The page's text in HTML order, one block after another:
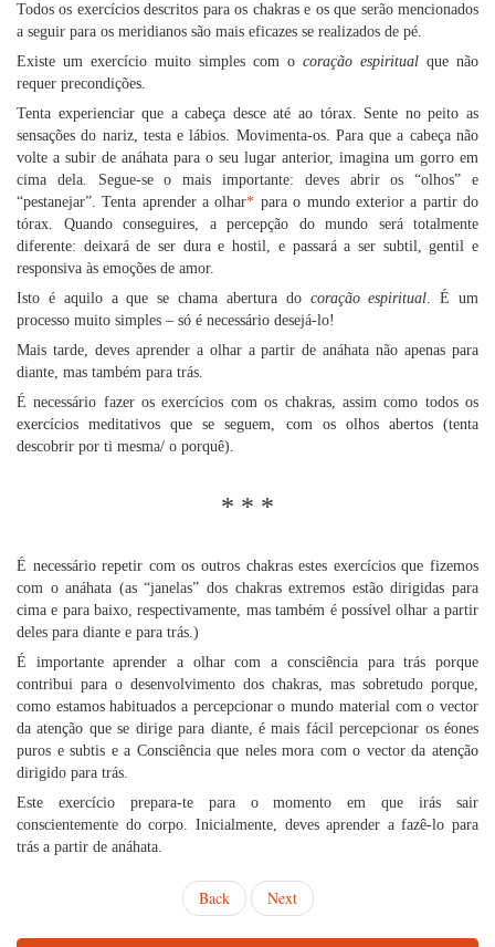
Todos os exercícios descritos para os chakras e os que serão mencionados
a seguir para os meridianos são mais eficazes se realizados de pé.
Existe um exercício muito simples com o coração espiritual que não
requer precondições.
Tenta experienciar que a cabeça desce até ao tórax. Sente no peito as
sensações do nariz, testa e lábios. Movimenta-os. Para que a cabeça não
volte a subir de anáhata para o seu lugar anterior, imagina um gorro em
cima dela. Segue-se o mais importante: deves abrir os “olhos” e
“pestanejar”. Tenta aprender a olhar* para o mundo exterior a partir do
tórax. Quando conseguires, a percepção do mundo será totalmente
diferente: deixará de ser dura e hostil, e passará a ser subtil, gentil e
responsiva às emoções de amor.
Isto é aquilo a que se chama abertura do coração espiritual. É um
processo muito simples – só é necessário desejá-lo!
Mais tarde, deves aprender a olhar a partir de anáhata não apenas para
diante, mas também para trás.
É necessário fazer os exercícios com os chakras, assim como todos os
exercícios meditativos que se seguem, com os olhos abertos (tenta
descobrir por ti mesma/ o porquê).
* * *
É necessário repetir com os outros chakras estes exercícios que fizemos
com o anáhata (as “janelas” dos chakras extremos estão dirigidas para
cima e para baixo, respectivamente, mas também é possível olhar a partir
deles para diante e para trás.)
É importante aprender a olhar com a consciência para trás porque
contribui para o desenvolvimento dos chakras, mas sobretudo porque,
como estamos habituados a percepcionar o mundo material com o vector
da atenção que se dirige para diante, é mais fácil percepcionar os éones
puros e subtis e a Consciência que neles mora com o vector da atenção
dirigido para trás.
Este exercício prepara-te para o momento em que irás sair
conscientemente do corpo. Inicialmente, deves aprender a fazê-lo para
trás a partir de anáhata.
Back Next